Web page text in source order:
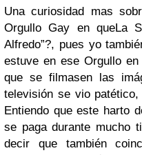
Una curiosidad mas
Orgullo Gay en queLa
Alfredo”?, pues yo
estuve en ese Orgullo
que se filmasen las
televisión se vio
Entiendo que este harto
se paga durante mucho
decir que también